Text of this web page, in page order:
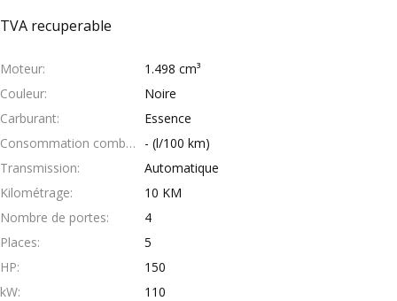
TVA recuperable
Moteur
1.498 cm³
Couleur
Noire
Carburant
Essence
Consommation combinée
- (l/100 km)
Transmission
Automatique
Kilométrage
10 KM
Nombre de portes
4
Places
5
HP
150
kW
110